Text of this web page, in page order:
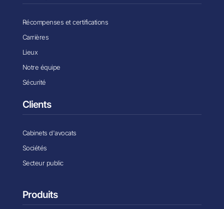
Récompenses et certifications
Carrières
Lieux
Notre équipe
Sécurité
Clients
Cabinets d'avocats
Sociétés
Secteur public
Produits